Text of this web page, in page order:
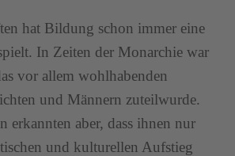
hat Bildung schon immer eine
In Zeiten der Monarchie war
vor allem wohlhabenden
und Männern zuteilwurde.
erkannten aber, dass ihnen nur
und kulturellen Aufstieg